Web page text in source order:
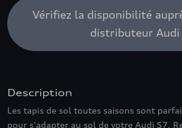
Vérifiez la disponibilité
distributeur Audi
Description
Les tapis de sol toutes saisons sont
pour s'adapter au sol de votre Audi S7.